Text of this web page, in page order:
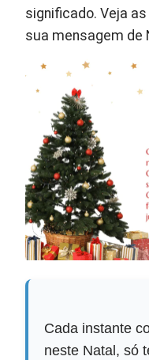
significado. Veja
sua mensagem de
Cada instante
neste Natal, só